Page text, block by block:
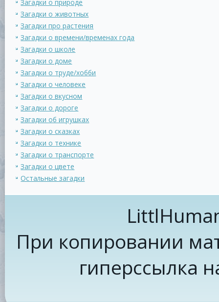
Загадки о природе
Загадки о животных
Загадки про растения
Загадки о времени/временах года
Загадки о школе
Загадки о доме
Загадки о труде/хобби
Загадки о человеке
Загадки о вкусном
Загадки о дороге
Загадки об игрушках
Загадки о сказках
Загадки о технике
Загадки о транспорте
Загадки о цвете
Остальные загадки
При копировании
гиперссылка